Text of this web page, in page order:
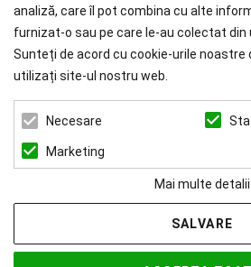
Branduri
Livrare Gratuităpentru Comenzile
ZEN ART SERVICES
CUI: 39022519
© 2026 Paisi Powered by
analiză, care îl pot combina cu alte
furnizat-o sau pe care le-au colectat din
Sunteți de acord cu cookie-urile noastre
utilizați site-ul nostru web.
Necesare
Marketing
Mai multe detalii
SALVARE